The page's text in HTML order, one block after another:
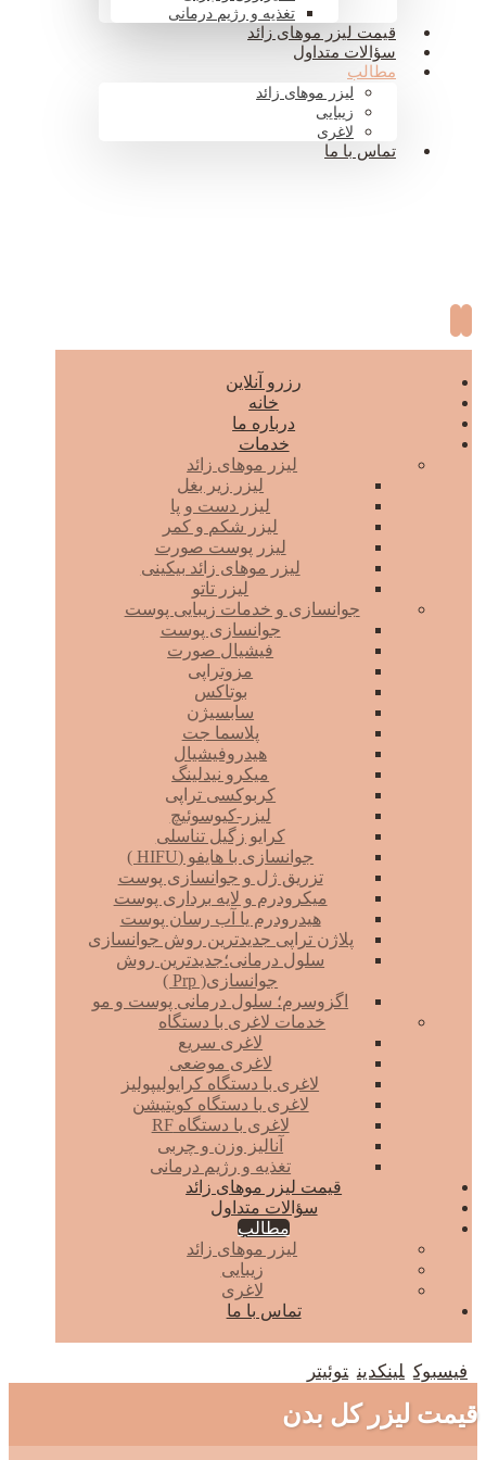
تغذیه و رژیم درمانی
قیمت لیزر موهای زائد
سؤالات متداول
مطالب
لیزر موهای زائد
زیبایی
لاغری
تماس با ما
رزرو آنلاین
خانه
درباره ما
خدمات
لیزر موهای زائد
لیزر زیر بغل
لیزر دست و پا
لیزر شکم و کمر
لیزر پوست صورت
لیزر موهای زائد بیکینی
لیزر تاتو
جوانسازی و خدمات زیبایی پوست
جوانسازی پوست
فیشیال صورت
مزوتراپی
بوتاکس
سابسیژن
پلاسما جت
هیدروفیشیال
میکرو نیدلینگ
کربوکسی تراپی
لیزر-کیوسوئیچ
کرایو زگیل تناسلی
جوانسازی با هایفو (HIFU )
تزریق ژل و جوانسازی پوست
میکرودرم و لایه برداری پوست
هیدرودرم یا آب رسان پوست
پلاژن تراپی جدیدترین روش جوانسازی
سلول درمانی؛جدیدترین روش
جوانسازی( Prp )
اگزوسرم؛ سلول درمانی پوست و مو
خدمات لاغری با دستگاه
لاغری سریع
لاغری موضعی
لاغری با دستگاه کرایولیپولیز
لاغری با دستگاه کویتیشن
لاغری با دستگاه RF
آنالیز وزن و چربی
تغذیه و رژیم درمانی
قیمت لیزر موهای زائد
سؤالات متداول
مطالب
لیزر موهای زائد
زیبایی
لاغری
تماس با ما
فیسبوک لینکدین توئیتر
قیمت لیزر کل بدن